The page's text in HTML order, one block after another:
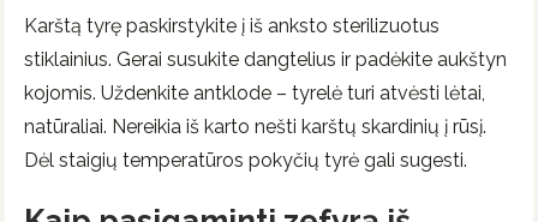
Karštą tyrę paskirstykite į iš anksto sterilizuotus
stiklainius. Gerai susukite dangtelius ir padėkite aukštyn
kojomis. Uždenkite antklode – tyrelė turi atvėsti lėtai,
natūraliai. Nereikia iš karto nešti karštų skardinių į rūsį.
Dėl staigių temperatūros pokyčių tyrė gali sugesti.